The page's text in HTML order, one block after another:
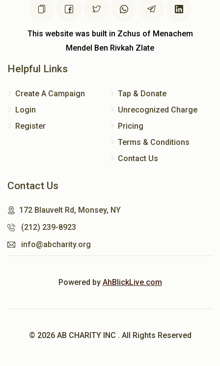
This website was built in Zchus of Menachem
Mendel Ben Rivkah Zlate
Helpful Links
Create A Campaign
Login
Register
Tap & Donate
Unrecognized Charge
Pricing
Terms & Conditions
Contact Us
Contact Us
172 Blauvelt Rd, Monsey, NY
(212) 239-8923
info@abcharity.org
Powered by AhBlickLive.com
© 2026 AB CHARITY INC . All Rights Reserved